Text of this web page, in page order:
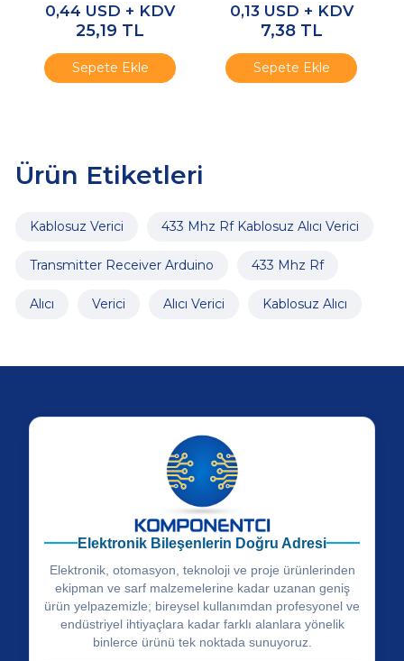
0,44 USD + KDV
25,19 TL
Sepete Ekle
0,13 USD + KDV
7,38 TL
Sepete Ekle
Ürün Etiketleri
Kablosuz Verici 433 Mhz Rf Kablosuz Alıcı Verici
Transmitter Receiver Arduino 433 Mhz Rf
Alıcı Verici Alıcı Verici Kablosuz Alıcı
Elektronik Bileşenlerin Doğru Adresi
Elektronik, otomasyon, teknoloji ve proje ürünlerinden
ekipman ve sarf malzemelerine kadar uzanan geniş
ürün yelpazemizle; bireysel kullanımdan profesyonel ve
endüstriyel ihtiyaçlara kadar farklı alanlara yönelik
binlerce ürünü tek noktada sunuyoruz.